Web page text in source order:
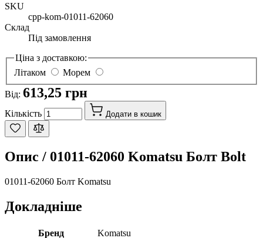
SKU
cpp-kom-01011-62060
Склад
Під замовлення
Ціна з доставкою:
Літаком
Морем
Від: 613,25 грн
Кількість Додати в кошик
Опис / 01011-62060 Komatsu Болт Bolt
01011-62060 Болт Komatsu
Докладніше
Бренд
Komatsu